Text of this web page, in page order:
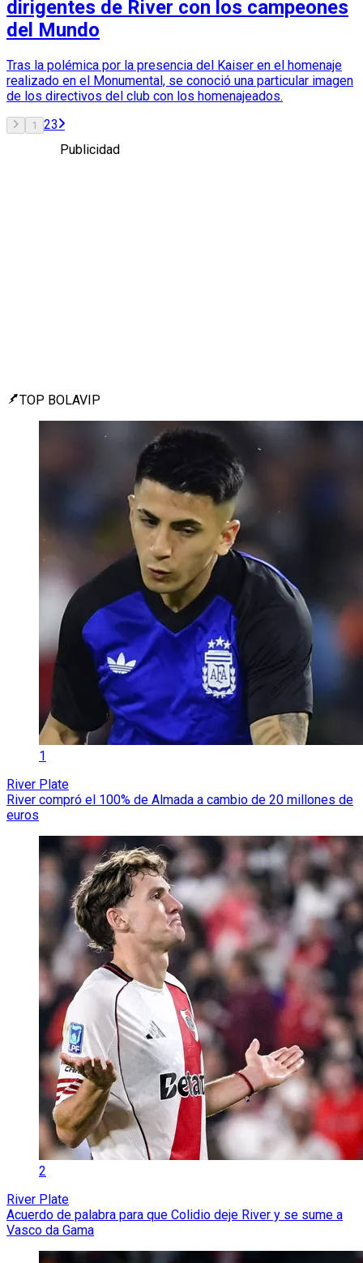
dirigentes de River con los campeones
del Mundo
Tras la polémica por la presencia del Kaiser en el homenaje
realizado en el Monumental, se conoció una particular imagen
de los directivos del club con los homenajeados.
1 23
Publicidad
TOP BOLAVIP
1
River Plate
River compró el 100% de Almada a cambio de 20 millones de
euros
2
River Plate
Acuerdo de palabra para que Colidio deje River y se sume a
Vasco da Gama